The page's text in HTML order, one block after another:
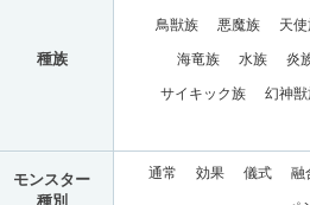
種族
鳥獣族 悪魔族 天
海竜族 水族 炎
サイキック族 幻神獣
モンスター
種別
通常 効果 儀式 融